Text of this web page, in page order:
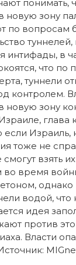
понимать,
новую зону
по вопросам
интифады, в
что
туннели
контролем.
новую зону
глава
если
тоже не
взять
время
водой,
идея
против
Власти